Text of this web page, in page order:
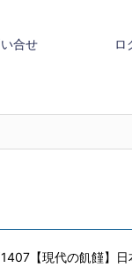
合せ ロ
【現代の飢饉】日